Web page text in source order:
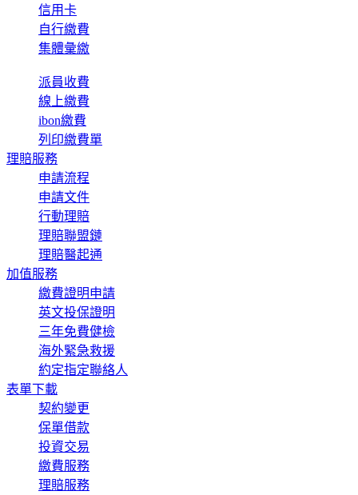
信用卡
自行繳費
集體彙繳
派員收費
線上繳費
ibon繳費
列印繳費單
理賠服務
申請流程
申請文件
行動理賠
理賠聯盟鏈
理賠醫起通
加值服務
繳費證明申請
英文投保證明
三年免費健檢
海外緊急救援
約定指定聯絡人
表單下載
契約變更
保單借款
投資交易
繳費服務
理賠服務